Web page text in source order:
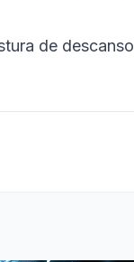
de descanso